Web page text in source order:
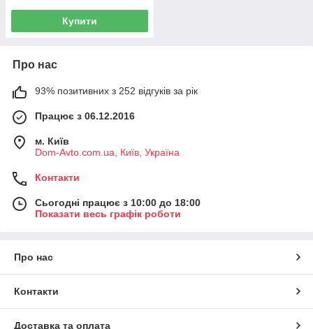
Купити
Про нас
93% позитивних з 252 відгуків за рік
Працює з 06.12.2016
м. Київ
Dom-Avto.com.ua, Київ, Україна
Контакти
Сьогодні працює з 10:00 до 18:00
Показати весь графік роботи
Про нас
Контакти
Доставка та оплата